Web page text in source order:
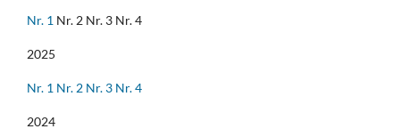
Nr. 1 Nr. 2 Nr. 3 Nr. 4
2025
Nr. 1 Nr. 2 Nr. 3 Nr. 4
2024